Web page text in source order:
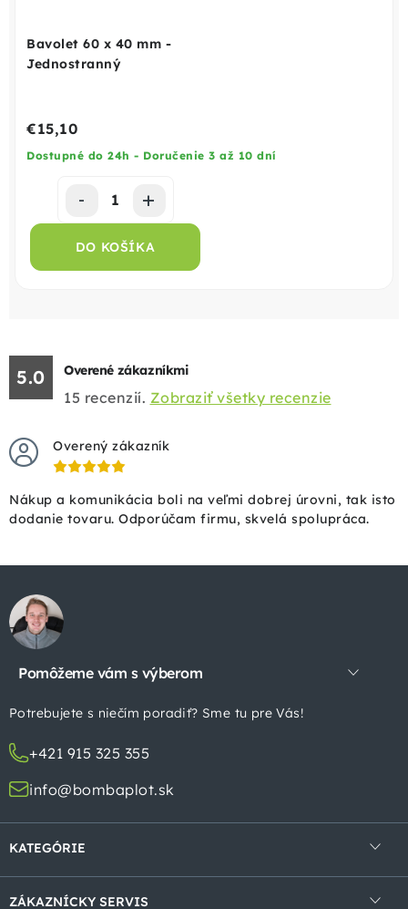
Bavolet 60 x 40 mm -
Jednostranný
Dostupné do 24h - Doručenie 3 až 10 dní
€15,10
DO KOŠÍKA
5.0 Overené zákazníkmi
15 recenzií. Zobraziť všetky recenzie
Overený zákazník
Nákup a komunikácia boli na veľmi dobrej úrovni, tak isto
dodanie tovaru. Odporúčam firmu, skvelá spolupráca.
á
Pomôžeme vám s výberom
Potrebujete s niečím poradiť? Sme tu pre Vás!
+421 915 325 355
info@bombaplot.sk
KATEGÓRIE
ZÁKAZNÍCKY SERVIS